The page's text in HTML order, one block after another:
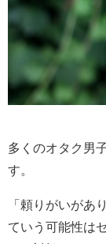
多くのオタク男
す。
「頼りがいがあ
ていう可能性は